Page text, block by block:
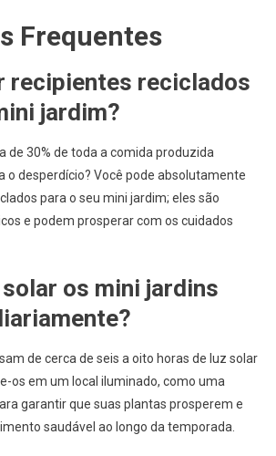
Frequentes
recipientes reciclados
jardim?
de 30% de toda a comida produzida
o desperdício? Você pode absolutamente
para o seu mini jardim; eles são
e podem prosperar com os cuidados
os mini jardins
de cerca de seis a oito horas de luz solar
os em um local iluminado, como uma
garantir que suas plantas prosperem e
saudável ao longo da temporada.